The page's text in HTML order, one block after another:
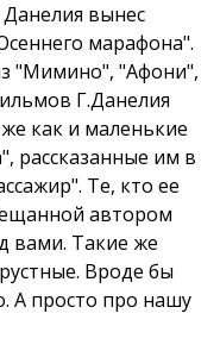
вынес
марафона".
"Мимино", "Афони",
Г.Данелия
как и маленькие
рассказанные им в
Те, кто ее
автором
вами. Такие же
Вроде бы
А просто про нашу